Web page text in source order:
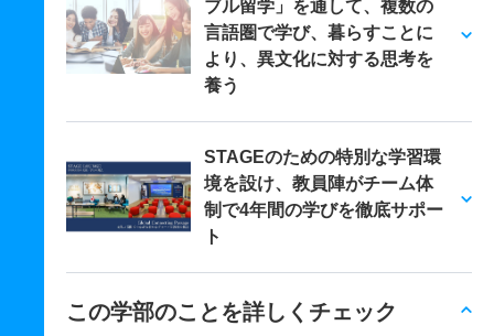
ブル留学」を通して、複数の
言語圏で学び、暮らすことに
より、異文化に対する思考を
養う
STAGEのための特別な学習環
境を設け、教員陣がチーム体
制で4年間の学びを徹底サポー
ト
この学部のことを詳しくチェック